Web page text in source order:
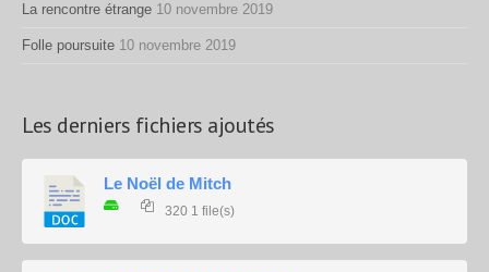
La rencontre étrange 10 novembre 2019
Folle poursuite 10 novembre 2019
Les derniers fichiers ajoutés
Le Noël de Mitch
320 1 file(s)